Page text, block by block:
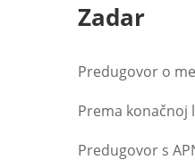
Zadar
Predugovor o
Prema konačnoj
Predugovor s